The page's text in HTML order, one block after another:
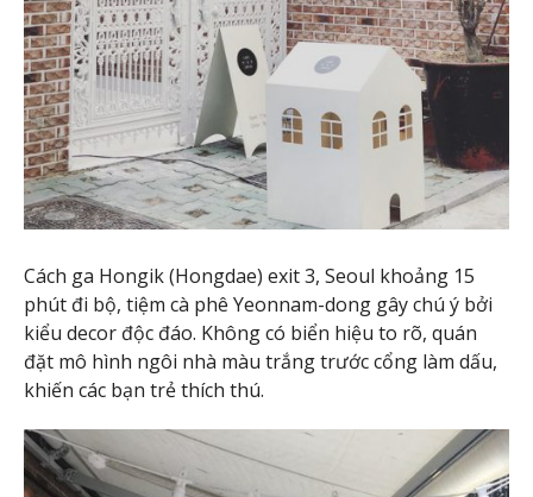
Cách ga Hongik (Hongdae) exit 3, Seoul khoảng 15
phút đi bộ, tiệm cà phê Yeonnam-dong gây chú ý bởi
kiểu decor độc đáo. Không có biển hiệu to rõ, quán
đặt mô hình ngôi nhà màu trắng trước cổng làm dấu,
khiến các bạn trẻ thích thú.